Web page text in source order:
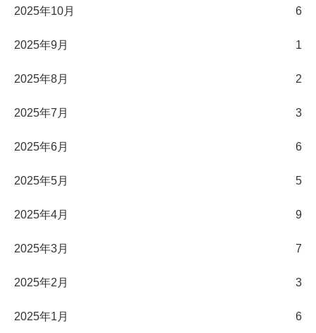
2025年10月 6
2025年9月 1
2025年8月 2
2025年7月 3
2025年6月 6
2025年5月 5
2025年4月 9
2025年3月 7
2025年2月 3
2025年1月 6